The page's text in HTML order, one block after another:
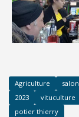
Agriculture salon
2023
vituculture
potier thierry